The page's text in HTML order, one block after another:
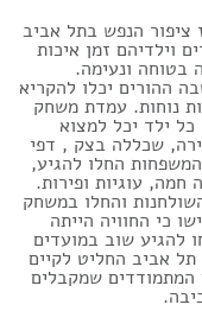
ציפור הנפש בתל אביב
זמן איכות
ונעימה.
שבה ההורים יכלו להקריא
נוחות. עמדת משחק
ילד יכל למצוא
שכללה בצק , דפי
החלו להגיע,
עוגיות ופירות.
והחלו במשחק
כי החוויה הייתה
להגיע שוב במועדים
אביב החליט לקיים
שמקבלים